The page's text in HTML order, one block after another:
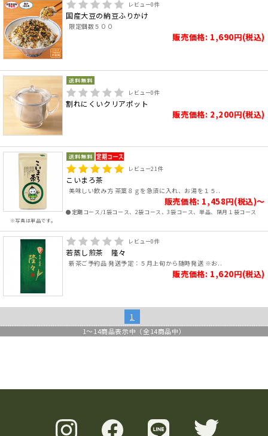
レビュー0件
国産大豆の納豆ふりかけ
限定個数５００
販売価格: 1,690円(税込)
レビュー0件
割れにくいクリアポット
販売価格: 2,200円(税込)
※写真は単品です。
レビュー21件
こいまろ茶
美味しい飲み方 茶葉８ｇを急須に入れ、お湯を１５..
販売価格: 1,458円(税込)～
●定期コース/1袋コース、2袋コース、3袋コース、単品、隔月１袋コース
レビュー0件
若蒸し煎茶 隆々
新茶ご予約品 発送予定：５月上旬から随時発送 ※お..
販売価格: 1,620円(税込)
1
1～ 14商品表示中（全 14商品中）